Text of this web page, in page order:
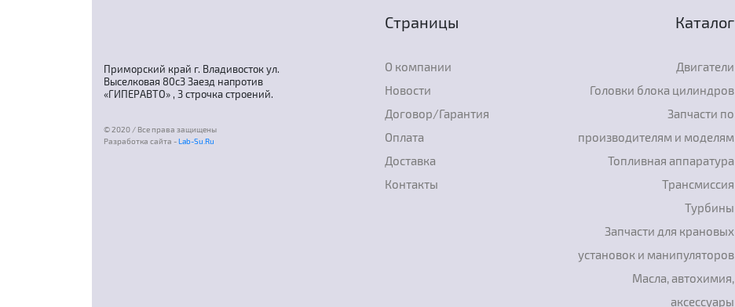
Приморский край г. Владивосток ул.
Выселковая 80с3 Заезд напротив
«ГИПЕРАВТО» , 3 строчка строений.
© 2020 / Все права защищены
Разработка сайта -Lab-Su.Ru
Страницы
О компании
Новости
Договор/Гарантия
Оплата
Доставка
Контакты
Каталог
Двигатели
Головки блока цилиндров
Запчасти по
производителям и моделям
Топливная аппаратура
Трансмиссия
Турбины
Запчасти для крановых
установок и манипуляторов
Масла, автохимия,
аксессуары